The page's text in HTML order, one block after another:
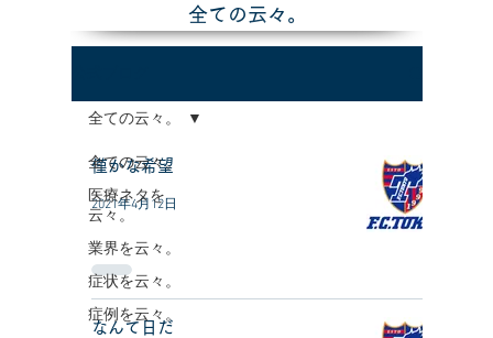
全ての云々。
全ての云々。
医療ネタを
云々。
業界を云々。
症状を云々。
症例を云々。
全ての云々。
僅かな希望
2021年4月12日
なんて日だ